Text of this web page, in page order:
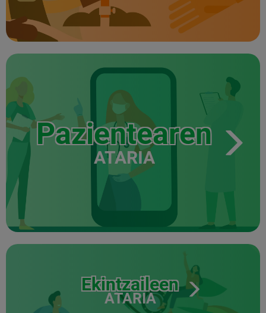
Pazientearen
ATARIA
Ekintzaileen
ATARIA